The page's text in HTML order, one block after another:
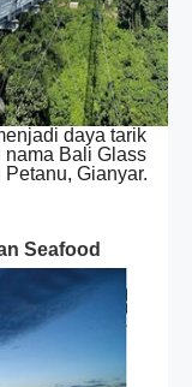
daya tarik
nama Bali Glass
Gianyar.
Seafood